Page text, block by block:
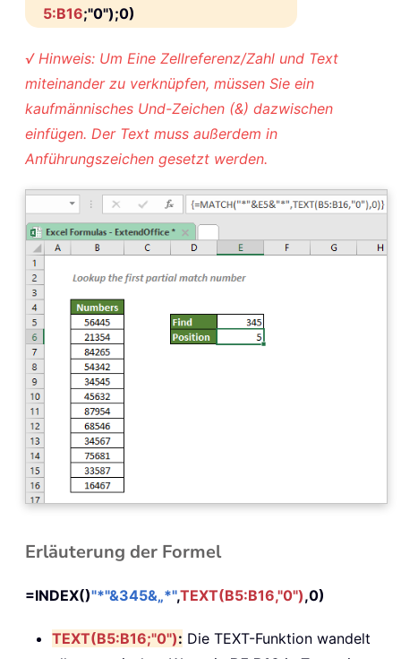
5:B16;"0");0)
√ Hinweis: Um Eine Zellreferenz/Zahl und Text
miteinander zu verknüpfen, müssen Sie ein
kaufmännisches Und-Zeichen (&) dazwischen
einfügen. Der Text muss außerdem in
Anführungszeichen gesetzt werden.
Erläuterung der Formel
=INDEX()"*"&345&„*",TEXT(B5:B16,"0"),0)
TEXT(B5:B16;"0"): Die TEXT-Funktion wandelt